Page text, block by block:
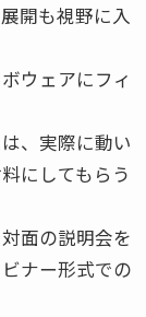
開も視野に入
ウェアにフィ
、実際に動い
にしてもらう
面の説明会を
ナー形式での